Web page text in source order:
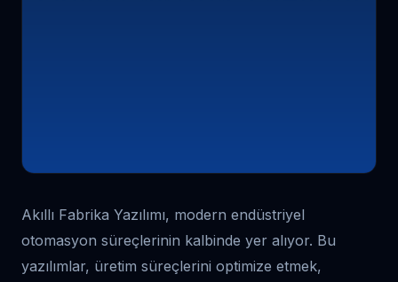
Akıllı Fabrika Yazılımı, modern endüstriyel
otomasyon süreçlerinin kalbinde yer alıyor. Bu
yazılımlar, üretim süreçlerini optimize etmek,